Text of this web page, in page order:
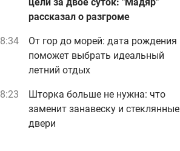
рассказал о разгроме
От гор до морей: дата рождения
поможет выбрать идеальный
летний отдых
Шторка больше не нужна: что
заменит занавеску и стеклянные
двери